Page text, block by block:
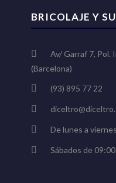
BRICOLAJE Y
Av/ Garraf 7, Pol.
(Barcelona)
(93) 895 77 22
De lunes a
Sábados de